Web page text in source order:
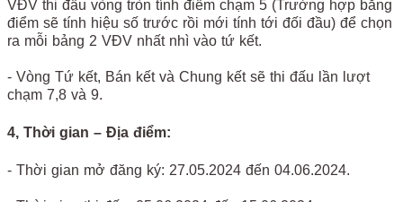
VĐV thi đấu vòng tròn tính điểm chạm 5 (Trường hợp bằng
điểm sẽ tính hiệu số trước rồi mới tính tới đối đầu) để chọn
ra mỗi bảng 2 VĐV nhất nhì vào tứ kết.
- Vòng Tứ kết, Bán kết và Chung kết sẽ thi đấu lần lượt
chạm 7,8 và 9.
4, Thời gian – Địa điểm:
- Thời gian mở đăng ký: 27.05.2024 đến 04.06.2024.